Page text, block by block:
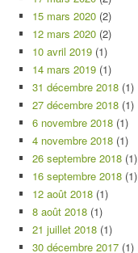
15 mars 2020 (2)
12 mars 2020 (2)
10 avril 2019 (1)
14 mars 2019 (1)
31 décembre 2018 (1)
27 décembre 2018 (1)
6 novembre 2018 (1)
4 novembre 2018 (1)
26 septembre 2018 (1)
16 septembre 2018 (1)
12 août 2018 (1)
8 août 2018 (1)
21 juillet 2018 (1)
30 décembre 2017 (1)